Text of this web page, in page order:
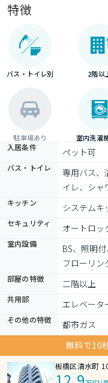
特徴
バス・トイレ別 2階以
駐車場あり 室内洗濯
入居条件 ペット可
バス・トイレ
専用バス、
イレ、シャ
キッチン システムキ
セキュリティ オートロッ
室内設備
BS、照明
フローリン
部屋の特徴 二階以上
共用部 エレベータ
その他の特徴
都市ガス
無料で10
板橋区清水町